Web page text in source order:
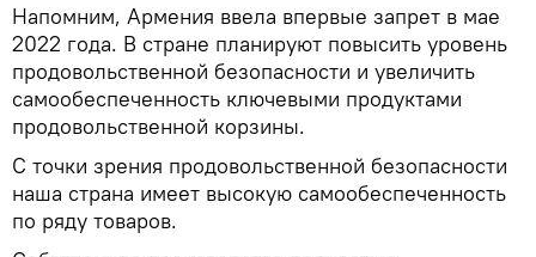
Напомним, Армения ввела впервые запрет в мае
2022 года. В стране планируют повысить уровень
продовольственной безопасности и увеличить
самообеспеченность ключевыми продуктами
продовольственной корзины.
С точки зрения продовольственной безопасности
наша страна имеет высокую самообеспеченность
по ряду товаров.